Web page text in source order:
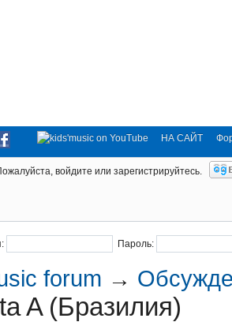
НА САЙТ
войдите или зарегистрируйтесь.
Пароль:
forum →
A (Бразилия)